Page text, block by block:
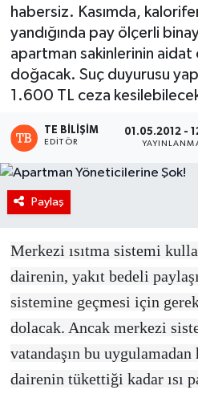
habersiz. Kasımda,
yandığında pay ölçerli
apartman sakinlerinin aidat
doğacak. Suç duyurusu
1.600 TL ceza
TE BILIŞIM
EDITÖR
01.05.2012 -
Paylaş
Merkezi ısıtma sistemi
dairenin, yakıt bedeli
sistemine geçmesi için
dolacak. Ancak merkezi
vatandaşın bu
dairenin tükettiği kadar ısı